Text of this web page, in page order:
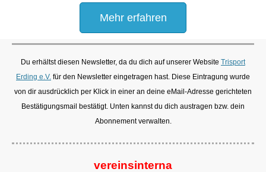
Mehr erfahren
Du erhältst diesen Newsletter, da du dich auf unserer Website Trisport
Erding e.V. für den Newsletter eingetragen hast. Diese Eintragung wurde
von dir ausdrücklich per Klick in einer an deine eMail-Adresse gerichteten
Bestätigungsmail bestätigt. Unten kannst du dich austragen bzw. dein
Abonnement verwalten.
vereinsinterna